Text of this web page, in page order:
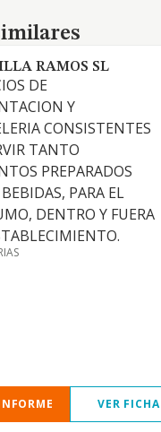
RAMOS SL
DE
Y
CONSISTENTES
TANTO
PREPARADOS
PARA EL
DENTRO Y FUERA
VER FICHA